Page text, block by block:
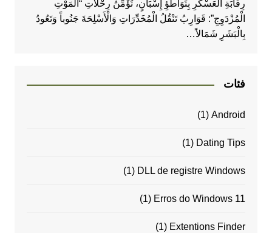
رِقَابَةِ الْعَسْكَرِ بِتَوَاطُؤِ إِسْبَانٍ، تُؤَمِّنُ رِحْلَاتِ “الْمَوْتِ
الْمُزْدَوِجِ”: قَوَارِبُ تَنْقُلُ الْمُخَدِّرَاتِ وَالْأَسْلِحَةَ جَنُوباً وَتَعُودُ
بِالْبَشَرِ شَمَالاً…
فئات
Android
(1)
Dating Tips
(1)
DLL de registre Windows
(1)
Erros do Windows 11
(1)
Extentions Finder
(1)